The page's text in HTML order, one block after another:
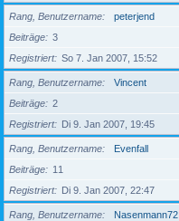
Rang, Benutzername
peterjend
Beiträge
3
Registriert
So 7. Jan 2007, 15:52
Rang, Benutzername
Vincent
Beiträge
2
Registriert
Di 9. Jan 2007, 19:45
Rang, Benutzername
Evenfall
Beiträge
11
Registriert
Di 9. Jan 2007, 22:47
Rang, Benutzername
Nasenmann72